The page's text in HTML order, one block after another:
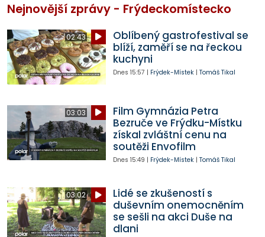
Nejnovější zprávy - Frýdeckomístecko
02:43
Oblíbený gastrofestival se
blíží, zaměří se na řeckou
kuchyni
Dnes 15:57 | Frýdek-Místek| Tomáš Tikal
03:03
Film Gymnázia Petra
Bezruče ve Frýdku-Místku
získal zvláštní cenu na
soutěži Envofilm
Dnes 15:49 | Frýdek-Místek| Tomáš Tikal
03:02
Lidé se zkušeností s
duševním onemocněním
se sešli na akci Duše na
dlani